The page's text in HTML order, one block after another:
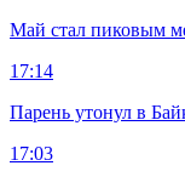
Май стал пиковым
17:14
Парень утонул в
17:03